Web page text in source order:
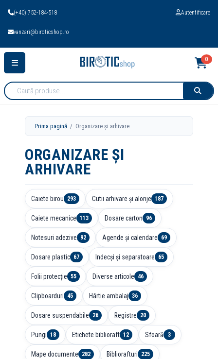
(+40) 752-184-518
vanzari@biroticshop.ro
Autentificare
Cauta
produse:
0
Prima pagină / Organizare și arhivare
ORGANIZARE ȘI
ARHIVARE
Caiete birou 293 Cutii arhivare și alonje 187
Caiete mecanice 113 Dosare carton 96
Notesuri adezive 92 Agende și calendare 69
Dosare plastic 67 Indecși și separatoare 65
Folii protecție 55 Diverse articole 46
Clipboarduri 45 Hârtie ambalaj 36
Dosare suspendabile 26 Registre 20
Pungi 18 Etichete biblioraft 12 Sfoară 3
Mape documente 282 Bibliorafturi 225